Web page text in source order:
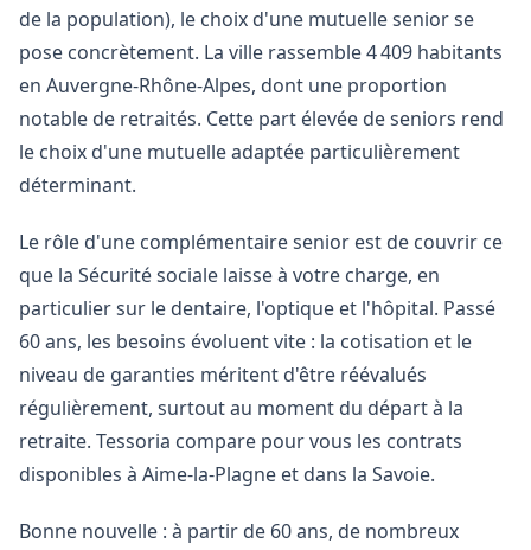
de la population), le choix d'une mutuelle senior se
pose concrètement. La ville rassemble 4 409 habitants
en Auvergne-Rhône-Alpes, dont une proportion
notable de retraités. Cette part élevée de seniors rend
le choix d'une mutuelle adaptée particulièrement
déterminant.
Le rôle d'une complémentaire senior est de couvrir ce
que la Sécurité sociale laisse à votre charge, en
particulier sur le dentaire, l'optique et l'hôpital. Passé
60 ans, les besoins évoluent vite : la cotisation et le
niveau de garanties méritent d'être réévalués
régulièrement, surtout au moment du départ à la
retraite. Tessoria compare pour vous les contrats
disponibles à Aime-la-Plagne et dans la Savoie.
Bonne nouvelle : à partir de 60 ans, de nombreux